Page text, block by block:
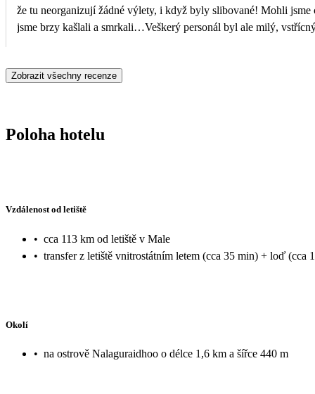
že tu neorganizují žádné výlety, i když byly slibované! Mohli jsme chodit jen do jedné restaurace na jídlo, což bylo také zklamáním! Všude byla silná klimatizace, takže
jsme brzy kašlali a smrkali…Veškerý personál byl ale milý, vstřícný, ochotný
Zobrazit všechny recenze
Poloha hotelu
Vzdálenost od letiště
• cca 113 km od letiště v Male
• transfer z letiště vnitrostátním letem (cca 35 min) + loď (cca
Okolí
• na ostrově Nalaguraidhoo o délce 1,6 km a šířce 440 m